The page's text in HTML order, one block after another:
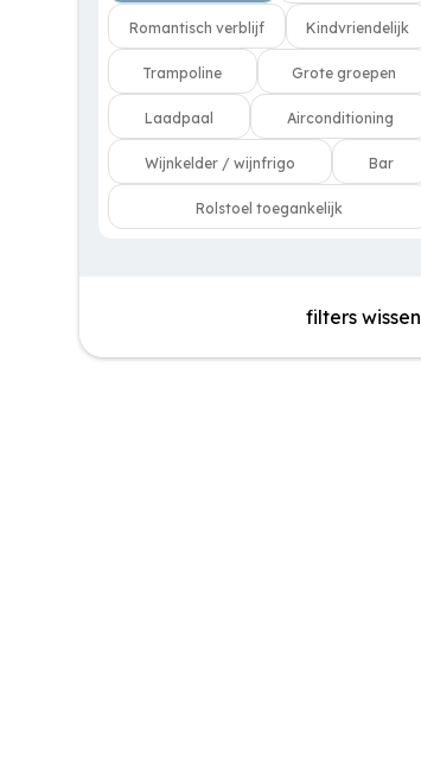
Romantisch verblijf Kindvriendelijk
Trampoline Grote groepen
Laadpaal Airconditioning
Wijnkelder / wijnfrigo Bar
Rolstoel toegankelijk
filters wissen